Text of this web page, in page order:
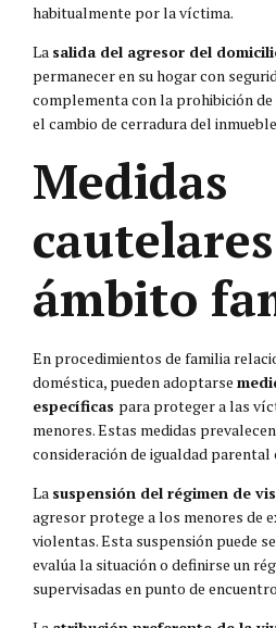
habitualmente por la víctima.
La salida del agresor del
permanecer en su hogar con
complementa con la prohibición de
el cambio de cerradura del
Medidas
ámbito
En procedimientos de familia
doméstica, pueden adoptarse
específicas para proteger a las
menores. Estas medidas
consideración de igualdad parental
La suspensión del régimen de
agresor protege a los menores de
violentas. Esta suspensión puede
evalúa la situación o definirse un
supervisadas en punto de